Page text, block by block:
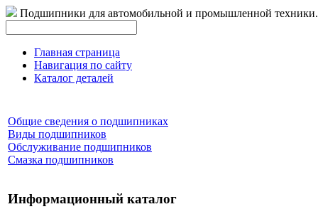
Подшипники для автомобильной и промышленной техники.
Главная страница
Навигация по сайту
Каталог деталей
Общие сведения о подшипниках
Виды подшипников
Обслуживание подшипников
Смазка подшипников
Информационный каталог